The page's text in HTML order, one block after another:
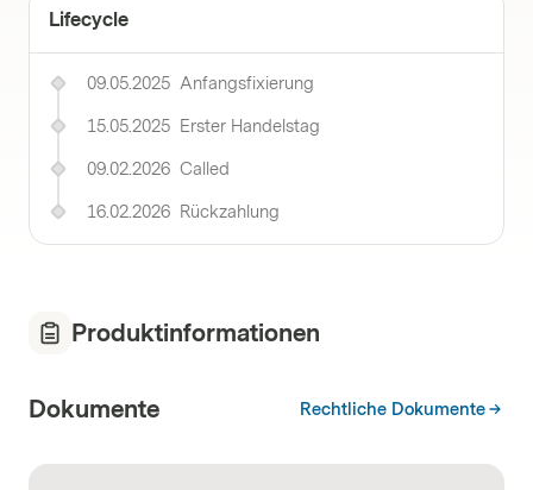
Lifecycle
09.05.2025 Anfangsfixierung
15.05.2025 Erster Handelstag
09.02.2026 Called
16.02.2026 Rückzahlung
Produktinformationen
Dokumente Rechtliche Dokumente